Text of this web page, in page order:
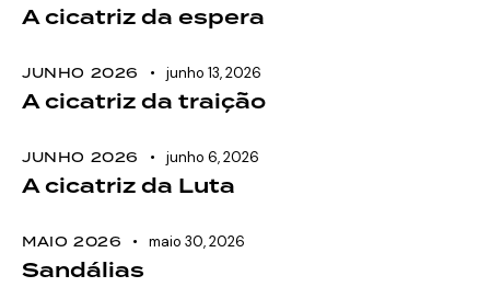
A cicatriz da espera
JUNHO 2026 junho 13, 2026
A cicatriz da traição
JUNHO 2026 junho 6, 2026
A cicatriz da Luta
MAIO 2026 maio 30, 2026
Sandálias